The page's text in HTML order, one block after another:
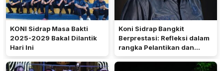
KONI Sidrap Masa Bakti
2025-2029 Bakal Dilantik
Hari Ini
Koni Sidrap Bangkit
Berprestasi: Refleksi dalam
rangka Pelantikan dan
Rakerda 2026